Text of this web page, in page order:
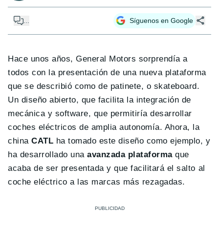
Síguenos en Google
Hace unos años, General Motors sorprendía a
todos con la presentación de una nueva plataforma
que se describió como de patinete, o skateboard.
Un diseño abierto, que facilita la integración de
mecánica y software, que permitiría desarrollar
coches eléctricos de amplia autonomía. Ahora, la
chinaCATL ha tomado este diseño como ejemplo, y
ha desarrollado unaavanzada plataformaque
acaba de ser presentada y que facilitará el salto al
coche eléctrico a las marcas más rezagadas.